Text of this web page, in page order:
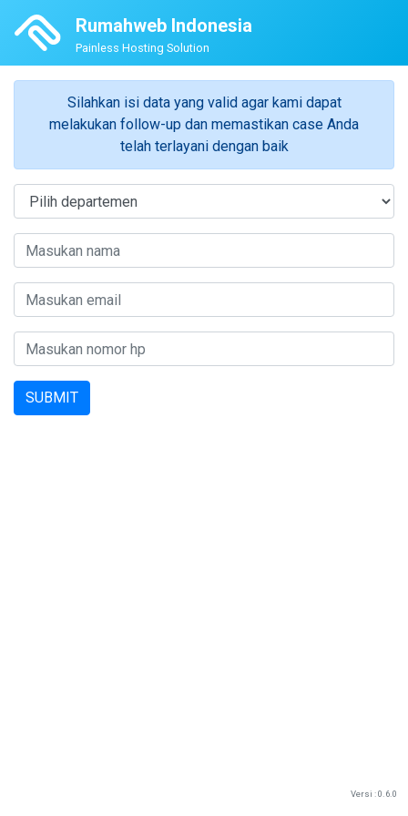
Rumahweb Indonesia
Painless Hosting Solution
Silahkan isi data yang valid agar kami dapat
melakukan follow-up dan memastikan case Anda
telah terlayani dengan baik
SUBMIT
Versi : 0.6.0